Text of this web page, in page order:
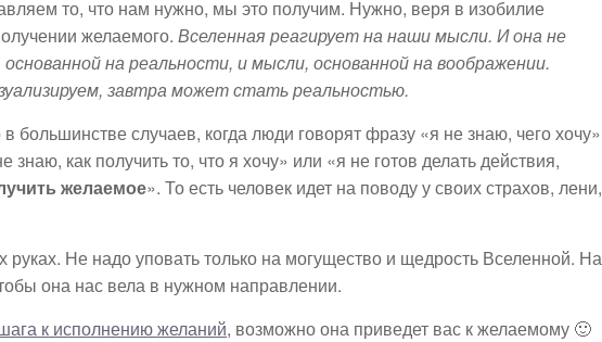
то, что нам нужно, мы это получим. Нужно, веря в изобилие
желаемого. Вселенная реагирует на наши мысли. И она не
на реальности, и мысли, основанной на воображении.
завтра может стать реальностью.
случаев, когда люди говорят фразу «я не знаю, чего
как получить то, что я хочу» или «я не готов делать действия,
желаемое». То есть человек идет на поводу у своих страхов, лени,
руках. Не надо уповать только на могущество и щедрость Вселенной.
она нас вела в нужном направлении.
к исполнению желаний, возможно она приведет вас к желаемому 🙂